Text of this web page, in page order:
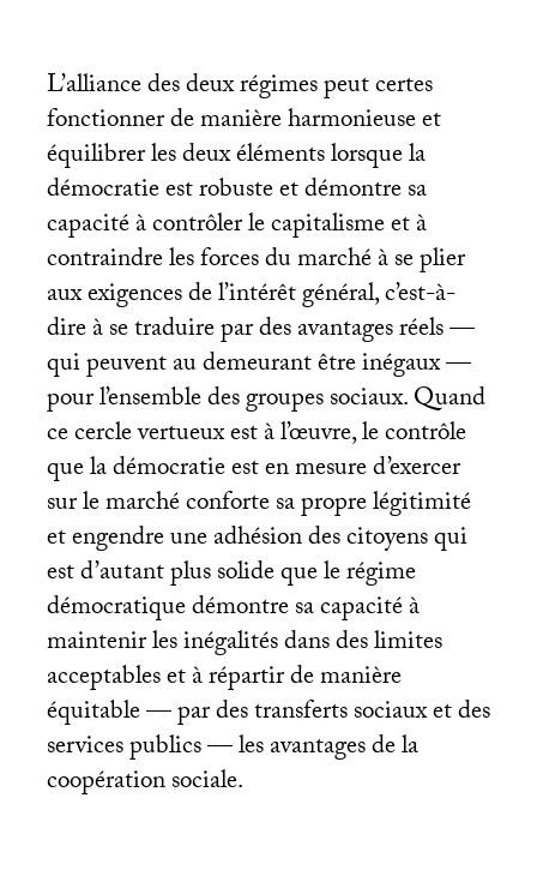
L’alliance des deux régimes peut certes
fonctionner de manière harmonieuse et
équilibrer les deux éléments lorsque la
démocratie est robuste et démontre sa
capacité à contrôler le capitalisme et à
contraindre les forces du marché à se plier
aux exigences de l’intérêt général, c’est-à-
dire à se traduire par des avantages réels —
qui peuvent au demeurant être inégaux —
pour l’ensemble des groupes sociaux. Quand
ce cercle vertueux est à l’œuvre, le contrôle
que la démocratie est en mesure d’exercer
sur le marché conforte sa propre légitimité
et engendre une adhésion des citoyens qui
est d’autant plus solide que le régime
démocratique démontre sa capacité à
maintenir les inégalités dans des limites
acceptables et à répartir de manière
équitable — par des transferts sociaux et des
services publics — les avantages de la
coopération sociale.